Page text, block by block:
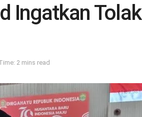
Ingatkan Tolak
2 mins read